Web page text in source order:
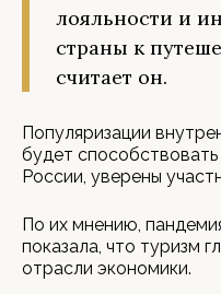
лояльности и
страны к
считает он.
Популяризации
будет
России, уверены
По их мнению,
показала, что туризм
отрасли экономики.